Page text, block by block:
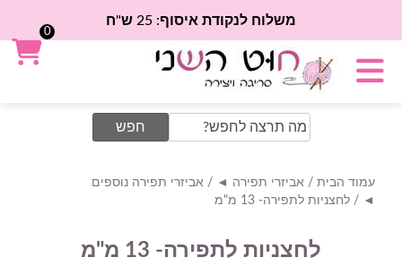
משלוח לנקודת איסוף: 25 ש"ח
Search
for:
עמוד הבית / אביזרי תפירה ◄ / אביזרי תפירה נוספים
◄ / לחצניות לתפירה- 13 מ"מ
לחצניות לתפירה- 13 מ"מ
0